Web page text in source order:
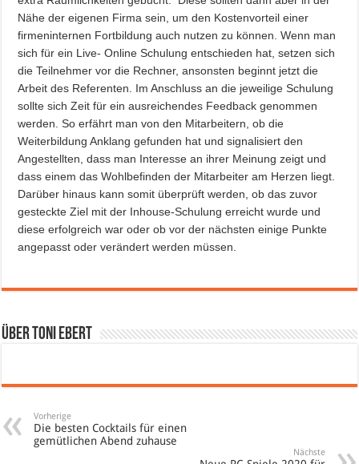
Nähe der eigenen Firma sein, um den Kostenvorteil einer
firmeninternen Fortbildung auch nutzen zu können. Wenn man
sich für ein Live- Online Schulung entschieden hat, setzen sich
die Teilnehmer vor die Rechner, ansonsten beginnt jetzt die
Arbeit des Referenten. Im Anschluss an die jeweilige Schulung
sollte sich Zeit für ein ausreichendes Feedback genommen
werden. So erfährt man von den Mitarbeitern, ob die
Weiterbildung Anklang gefunden hat und signalisiert den
Angestellten, dass man Interesse an ihrer Meinung zeigt und
dass einem das Wohlbefinden der Mitarbeiter am Herzen liegt.
Darüber hinaus kann somit überprüft werden, ob das zuvor
gesteckte Ziel mit der Inhouse-Schulung erreicht wurde und
diese erfolgreich war oder ob vor der nächsten einige Punkte
angepasst oder verändert werden müssen.
Über Toni Ebert
Vorherige
Die besten Cocktails für einen
gemütlichen Abend zuhause
Nächste